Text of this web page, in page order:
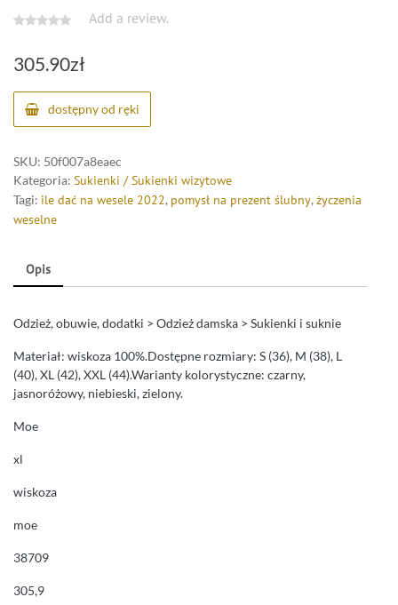
Add a review.
305.90zł
dostępny od ręki
SKU: 50f007a8eaec
Kategoria: Sukienki / Sukienki wizytowe
Tagi: ile dać na wesele 2022, pomysł na prezent ślubny, życzenia
weselne
Opis
Odzież, obuwie, dodatki > Odzież damska > Sukienki i suknie
Materiał: wiskoza 100%.Dostępne rozmiary: S (36), M (38), L
(40), XL (42), XXL (44).Warianty kolorystyczne: czarny,
jasnoróżowy, niebieski, zielony.
Moe
xl
wiskoza
moe
38709
305,9